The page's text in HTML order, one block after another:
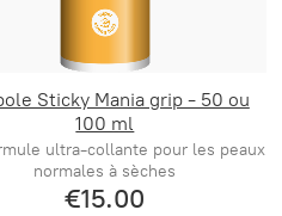
Sticky Mania grip - 50 ou
100 ml
ultra-collante pour les peaux
normales à sèches
€15.00